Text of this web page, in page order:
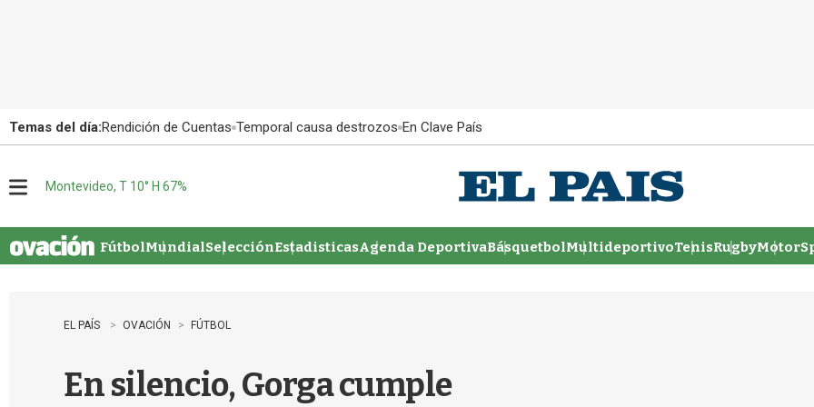
Temas del día:Rendición de Cuentas Temporal causa destrozos En Clave País
u
Montevideo, T 10° H 67%
FútbolMundialSelecciónEstadisticasAgenda DeportivaBásquetbolMultideportivoTenisRugby
EL PAÍS OVACIÓN FÚTBOL
En silencio, Gorga cumple